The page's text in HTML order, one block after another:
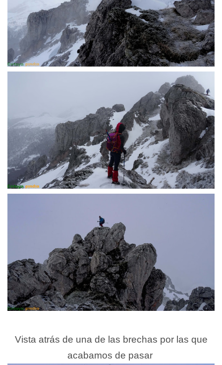
Vista atrás de una de las brechas por las que
acabamos de pasar